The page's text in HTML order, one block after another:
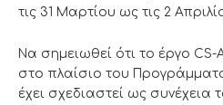
τις 31 Μαρτίου ως τις 2
Να σημειωθεί ότι το έργο CS-
στο πλαίσιο του
έχει σχεδιαστεί ως